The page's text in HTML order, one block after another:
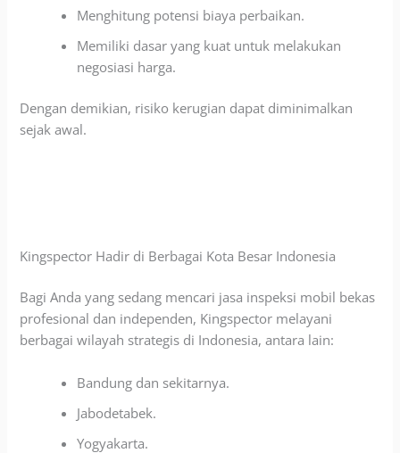
Menghitung potensi biaya perbaikan.
Memiliki dasar yang kuat untuk melakukan
negosiasi harga.
Dengan demikian, risiko kerugian dapat diminimalkan
sejak awal.
Kingspector Hadir di Berbagai Kota Besar Indonesia
Bagi Anda yang sedang mencari jasa inspeksi mobil bekas
profesional dan independen, Kingspector melayani
berbagai wilayah strategis di Indonesia, antara lain:
Bandung dan sekitarnya.
Jabodetabek.
Yogyakarta.